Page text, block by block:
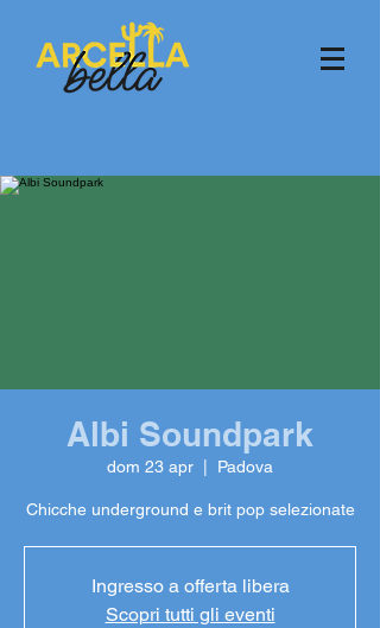
Albi Soundpark
dom 23 apr Padova
Chicche underground e brit pop selezionate
Ingresso a offerta libera
Scopri tutti gli eventi